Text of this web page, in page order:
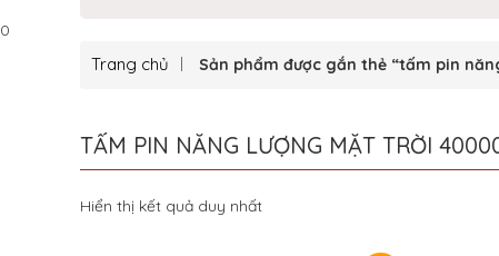
0
Trang chủ Sản phẩm được gắn thẻ “tấm pin
TẤM PIN NĂNG LƯỢNG MẶT TRỜI
Hiển thị kết quả duy nhất